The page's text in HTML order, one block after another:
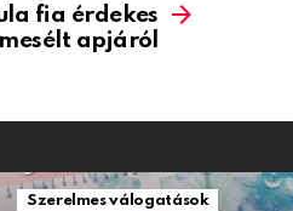
fia érdekes
apjáról
Szerelmes válogatások